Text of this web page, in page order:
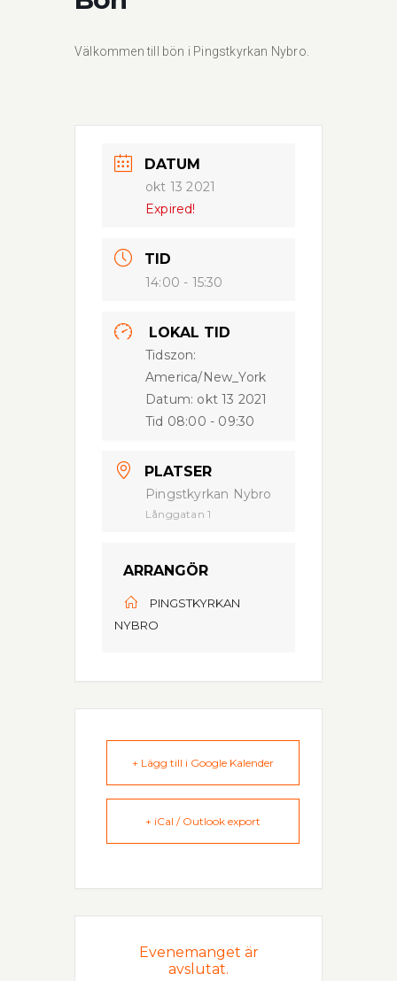
Välkommen till bön i Pingstkyrkan Nybro.
DATUM
okt 13 2021
Expired!
TID
14:00 - 15:30
LOKAL TID
Tidszon:
America/New_York
Datum: okt 13 2021
Tid 08:00 - 09:30
PLATSER
Pingstkyrkan Nybro
Långgatan 1
ARRANGÖR
PINGSTKYRKAN
NYBRO
+ Lägg till i Google Kalender
+ iCal / Outlook export
Evenemanget är
avslutat.